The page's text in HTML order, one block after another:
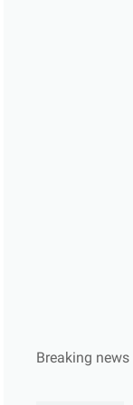
Breaking news